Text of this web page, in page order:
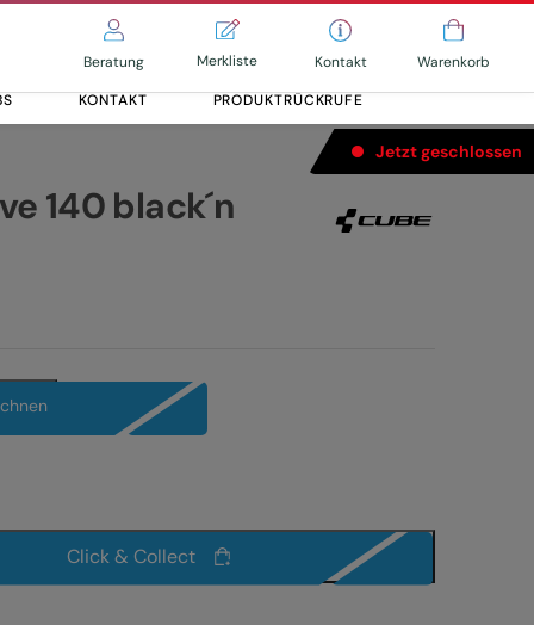
Beratung Merkliste Kontakt Warenkorb
Alle entdecken
Alle entdecken
KONTAKT PRODUKTRÜCKRUFE
Jetzt geschlossen
140 black´n
Click & Collect